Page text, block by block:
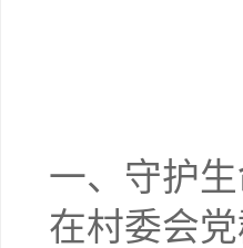
一、守护
在村委会